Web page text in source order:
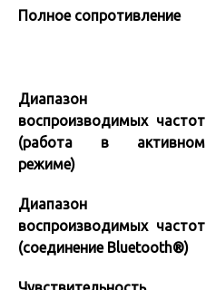
Полное сопротивление
Диапазон
воспроизводимых частот
(работа в активном
режиме)
Диапазон
воспроизводимых частот
(соединение Bluetooth®)